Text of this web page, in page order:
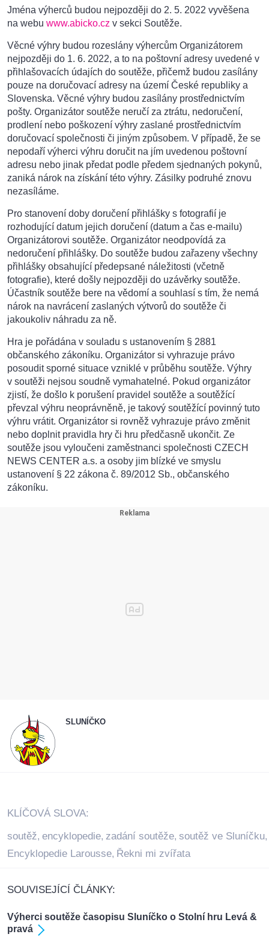
Jména výherců budou nejpozději do 2. 5. 2022 vyvěšena
na webu www.abicko.cz v sekci Soutěže.
Věcné výhry budou rozeslány výhercům Organizátorem
nejpozději do 1. 6. 2022, a to na poštovní adresy uvedené v
přihlašovacích údajích do soutěže, přičemž budou zasílány
pouze na doručovací adresy na území České republiky a
Slovenska. Věcné výhry budou zasílány prostřednictvím
pošty. Organizátor soutěže neručí za ztrátu, nedoručení,
prodlení nebo poškození výhry zaslané prostřednictvím
doručovací společnosti či jiným způsobem. V případě, že se
nepodaří výherci výhru doručit na jím uvedenou poštovní
adresu nebo jinak předat podle předem sjednaných pokynů,
zaniká nárok na získání této výhry. Zásilky podruhé znovu
nezasíláme.
Pro stanovení doby doručení přihlášky s fotografií je
rozhodující datum jejich doručení (datum a čas e-mailu)
Organizátorovi soutěže. Organizátor neodpovídá za
nedoručení přihlášky. Do soutěže budou zařazeny všechny
přihlášky obsahující předepsané náležitosti (včetně
fotografie), které došly nejpozději do uzávěrky soutěže.
Účastník soutěže bere na vědomí a souhlasí s tím, že nemá
nárok na navrácení zaslaných výtvorů do soutěže či
jakoukoliv náhradu za ně.
Hra je pořádána v souladu s ustanovením § 2881
občanského zákoníku. Organizátor si vyhrazuje právo
posoudit sporné situace vzniklé v průběhu soutěže. Výhry
v soutěži nejsou soudně vymahatelné. Pokud organizátor
zjistí, že došlo k porušení pravidel soutěže a soutěžící
převzal výhru neoprávněně, je takový soutěžící povinný tuto
výhru vrátit. Organizátor si rovněž vyhrazuje právo změnit
nebo doplnit pravidla hry či hru předčasně ukončit. Ze
soutěže jsou vyloučeni zaměstnanci společnosti CZECH
NEWS CENTER a.s. a osoby jim blízké ve smyslu
ustanovení § 22 zákona č. 89/2012 Sb., občanského
zákoníku.
SLUNÍČKO
KLÍČOVÁ SLOVA:
soutěž, encyklopedie, zadání soutěže, soutěž ve Sluníčku,
Encyklopedie Larousse, Řekni mi zvířata
SOUVISEJÍCÍ ČLÁNKY:
Výherci soutěže časopisu Sluníčko o Stolní hru Levá &
pravá